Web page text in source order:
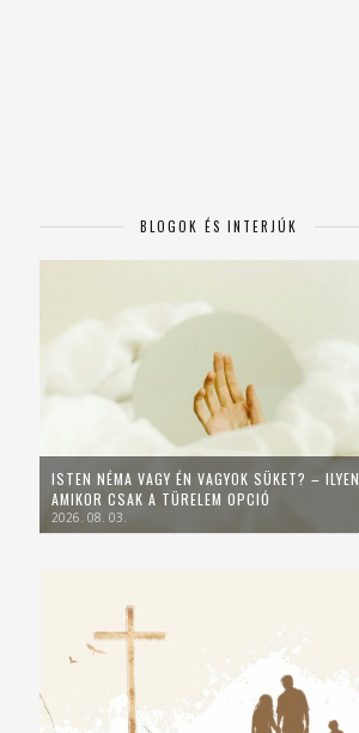
BLOGOK ÉS INTERJÚK
ISTEN NÉMA VAGY ÉN VAGYOK SÜKET? – ILYEN,
AMIKOR CSAK A TÜRELEM OPCIÓ
2026. 08. 03.